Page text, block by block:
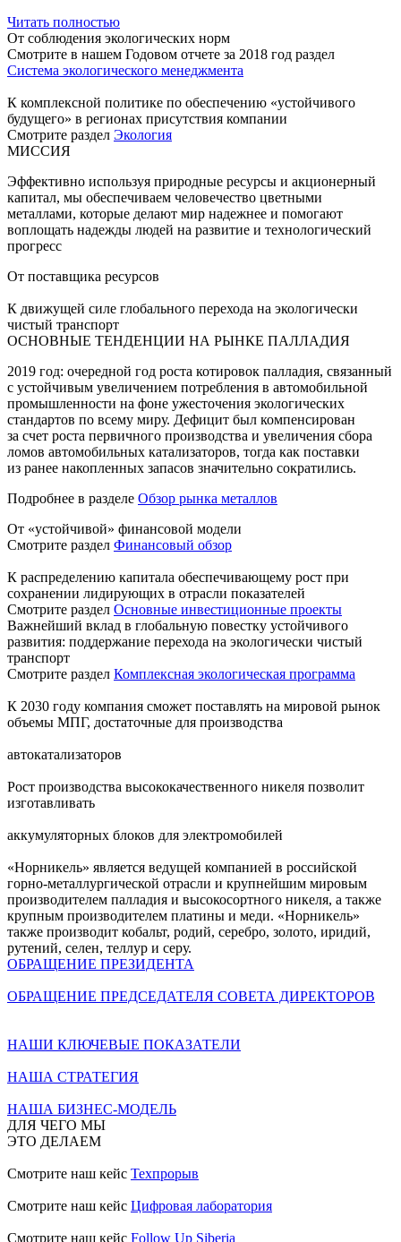
Читать полностью
От соблюдения экологических норм
Смотрите в нашем Годовом отчете за 2018 год раздел
Система экологического менеджмента
К комплексной политике по обеспечению «устойчивого
будущего» в регионах присутствия компании
Смотрите раздел Экология
МИССИЯ
Эффективно используя природные ресурсы и акционерный
капитал, мы обеспечиваем человечество цветными
металлами, которые делают мир надежнее и помогают
воплощать надежды людей на развитие и технологический
прогресс
От поставщика ресурсов
К движущей силе глобального перехода на экологически
чистый транспорт
ОСНОВНЫЕ ТЕНДЕНЦИИ НА РЫНКЕ ПАЛЛАДИЯ
2019 год: очередной год роста котировок палладия, связанный
с устойчивым увеличением потребления в автомобильной
промышленности на фоне ужесточения экологических
стандартов по всему миру. Дефицит был компенсирован
за счет роста первичного производства и увеличения сбора
ломов автомобильных катализаторов, тогда как поставки
из ранее накопленных запасов значительно сократились.
Подробнее в разделе Обзор рынка металлов
От «устойчивой» финансовой модели
Смотрите раздел Финансовый обзор
К распределению капитала обеспечивающему рост при
сохранении лидирующих в отрасли показателей
Смотрите раздел Основные инвестиционные проекты
Важнейший вклад в глобальную повестку устойчивого
развития: поддержание перехода на экологически чистый
транспорт
Смотрите раздел Комплексная экологическая программа
К 2030 году компания сможет поставлять на мировой рынок
объемы МПГ, достаточные для производства
автокатализаторов
Рост производства высококачественного никеля позволит
изготавливать
аккумуляторных блоков для электромобилей
«Норникель» является ведущей компанией в российской
горно-металлургической отрасли и крупнейшим мировым
производителем палладия и высокосортного никеля, а также
крупным производителем платины и меди. «Норникель»
также производит кобальт, родий, серебро, золото, иридий,
рутений, селен, теллур и серу.
ОБРАЩЕНИЕ ПРЕЗИДЕНТА
ОБРАЩЕНИЕ ПРЕДСЕДАТЕЛЯ СОВЕТА ДИРЕКТОРОВ
НАШИ КЛЮЧЕВЫЕ ПОКАЗАТЕЛИ
НАША СТРАТЕГИЯ
НАША БИЗНЕС-МОДЕЛЬ
ДЛЯ ЧЕГО МЫ
ЭТО ДЕЛАЕМ
Смотрите наш кейс Техпрорыв
Смотрите наш кейс Цифровая лаборатория
Смотрите наш кейс Follow Up Siberia